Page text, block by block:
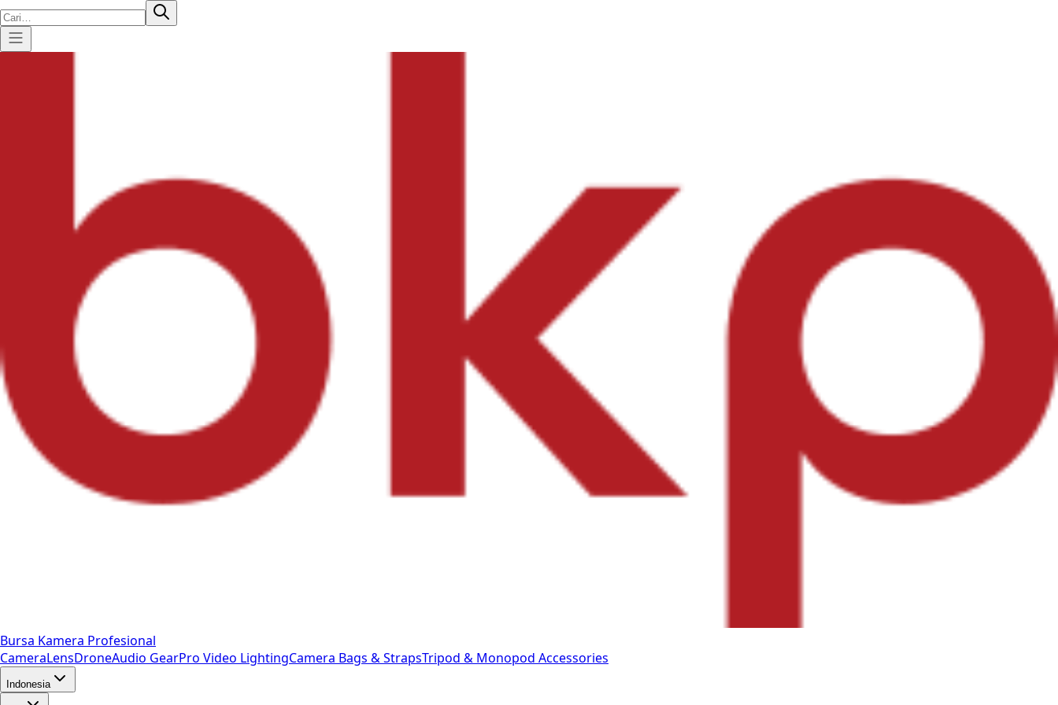
Bursa Kamera Profesional
CameraLensDroneAudio GearPro Video LightingCamera Bags & StrapsTripod & Monopod Accessories
Indonesia